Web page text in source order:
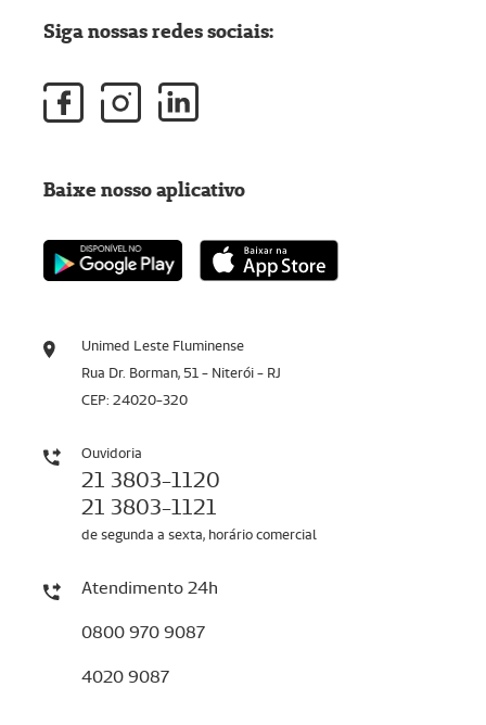
Unimed Leste Fluminense
Rua Dr. Borman, 51 - Niterói - RJ
CEP: 24020-320
Ouvidoria
21 3803-1120
21 3803-1121
de segunda a sexta, horário comercial
Atendimento 24h
0800 970 9087
4020 9087
Siga nossas redes sociais:
Baixe nosso aplicativo